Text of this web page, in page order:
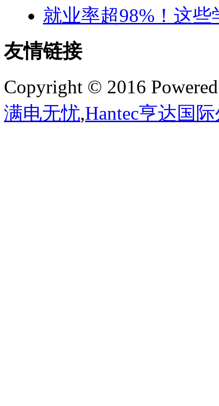
就业率超98%！这
友情链接
Copyright © 2016
满电无忧,Hantec亨达国